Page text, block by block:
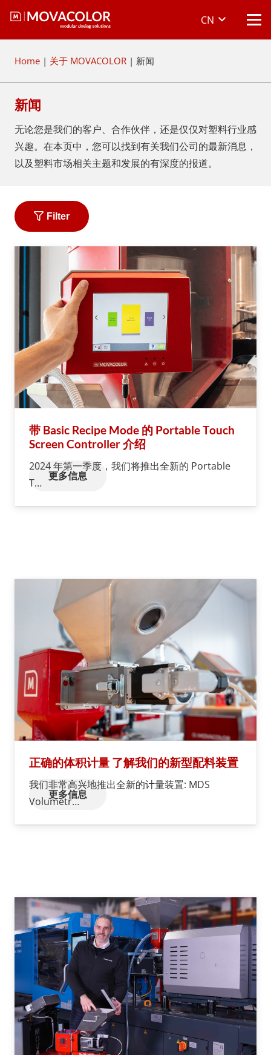
CN
Home | 关于 MOVACOLOR | 新闻
新闻
无论您是我们的客户、合作伙伴，还是仅仅对塑料行业感
兴趣。在本页中，您可以找到有关我们公司的最新消息，
以及塑料市场相关主题和发展的有深度的报道。
Filter
带 Basic Recipe Mode 的 Portable Touch
Screen Controller 介绍
2024 年第一季度，我们将推出全新的 Portable
T…
更多信息
正确的体积计量 了解我们的新型配料装置
我们非常高兴地推出全新的计量装置: MDS
Volumetr…
更多信息